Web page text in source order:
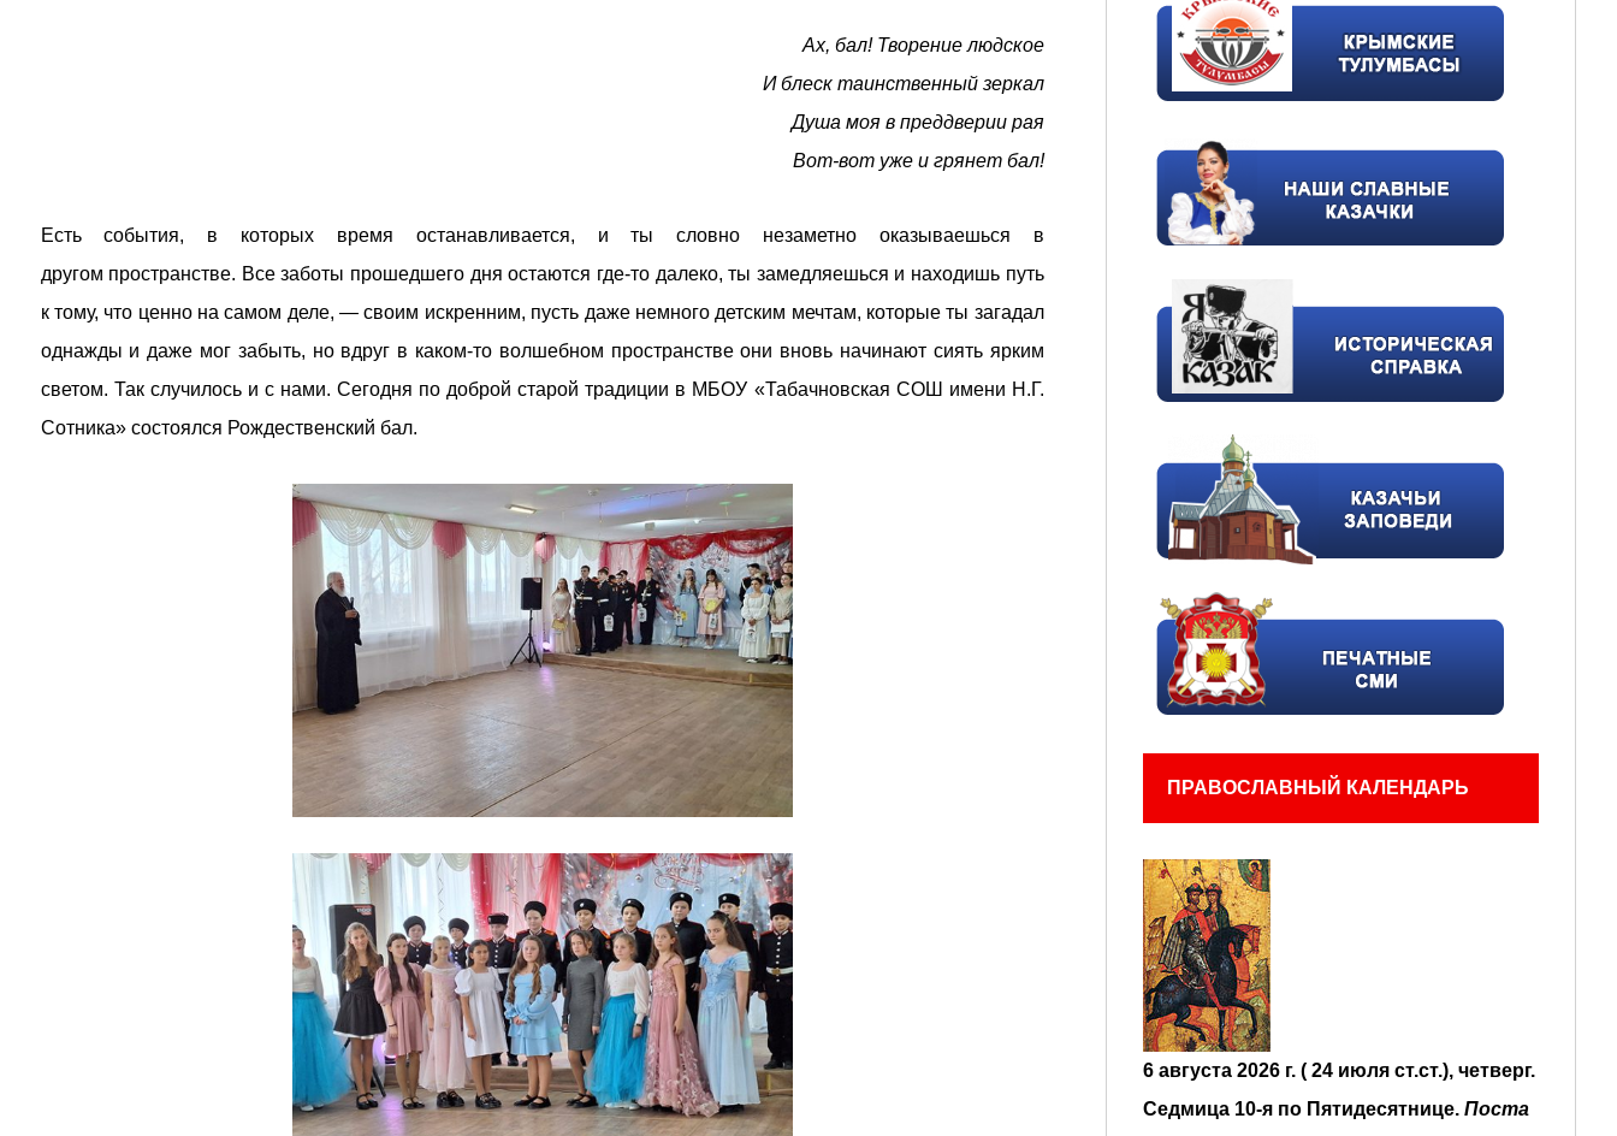
Ах, бал! Творение людское
И блеск таинственный зеркал
Душа моя в преддверии рая
Вот-вот уже и грянет бал!
Есть события, в которых время останавливается, и ты словно незаметно оказываешься в
другом пространстве. Все заботы прошедшего дня остаются где-то далеко, ты замедляешься и находишь путь
к тому, что ценно на самом деле, — своим искренним, пусть даже немного детским мечтам, которые ты загадал
однажды и даже мог забыть, но вдруг в каком-то волшебном пространстве они вновь начинают сиять ярким
светом. Так случилось и с нами. Сегодня по доброй старой традиции в МБОУ «Табачновская СОШ имени Н.Г.
Сотника» состоялся Рождественский бал.
ПРАВОСЛАВНЫЙ КАЛЕНДАРЬ
6 августа 2026 г. ( 24 июля ст.ст.), четверг.
Седмица 10-я по Пятидесятнице. Поста